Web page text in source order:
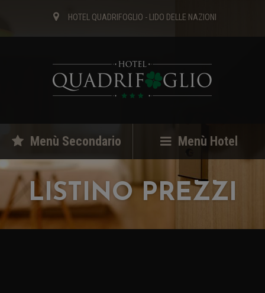
HOTEL QUADRIFOGLIO - LIDO DELLE NAZIONI
Menù Secondario Menù Hotel
LISTINO PREZZI